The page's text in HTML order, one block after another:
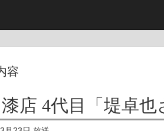
容
店 4代目「堤卓也